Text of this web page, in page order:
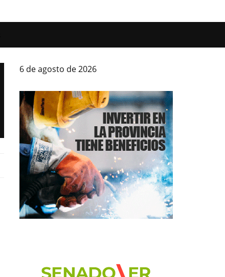
6 de agosto de 2026